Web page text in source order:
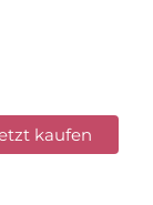
kaufen